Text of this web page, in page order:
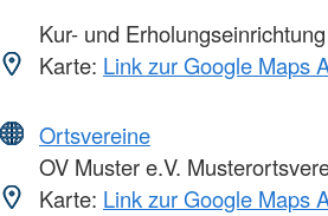
Kur- und Erholungseinrichtung
Karte: Link zur Google Maps
Ortsvereine
OV Muster e.V.
Karte: Link zur Google Maps